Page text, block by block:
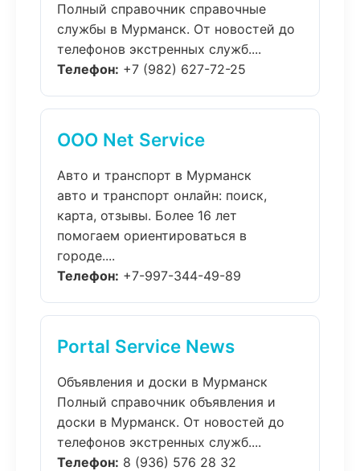
Полный справочник справочные
службы в Мурманск. От новостей до
телефонов экстренных служб....
Телефон: +7 (982) 627-72-25
ООО Net Service
Авто и транспорт в Мурманск
авто и транспорт онлайн: поиск,
карта, отзывы. Более 16 лет
помогаем ориентироваться в
городе....
Телефон: +7-997-344-49-89
Portal Service News
Объявления и доски в Мурманск
Полный справочник объявления и
доски в Мурманск. От новостей до
телефонов экстренных служб....
Телефон: 8 (936) 576 28 32